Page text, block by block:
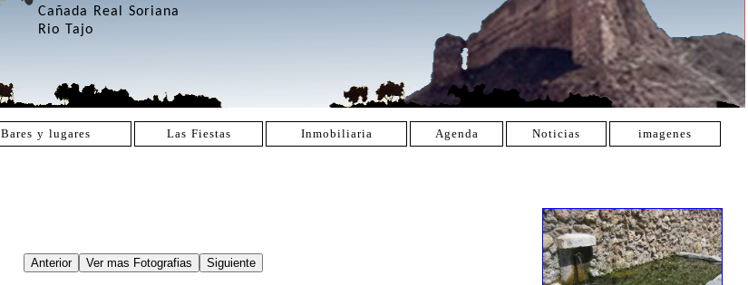
Cañada Real Soriana
Rio Tajo
Bares y lugares Las Fiestas Inmobiliaria Agenda Noticias imagenes